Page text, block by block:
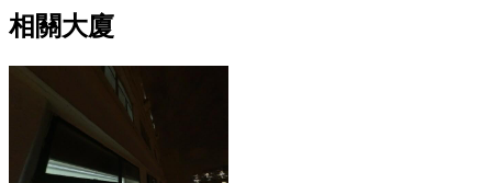
相關大廈